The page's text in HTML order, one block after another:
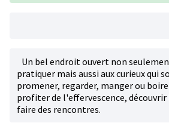
Un bel endroit ouvert non
pratiquer mais aussi aux curieux qui
promener, regarder, manger ou
profiter de l'effervescence,
faire des rencontres.